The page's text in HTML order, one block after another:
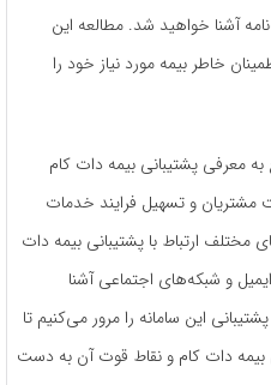
آشنا خواهید شد. مطالعه این
خاطر بیمه مورد نیاز خود را
معرفی پشتیبانی بیمه دات کام
مشتریان و تسهیل فرایند خدمات
مختلف ارتباط با پشتیبانی بیمه دات
و شبکه‌های اجتماعی آشنا
این سامانه را مرور می‌کنیم تا
بیمه دات کام و نقاط قوت آن به دست